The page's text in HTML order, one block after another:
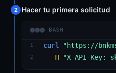
2 Hacer tu primera solicitud
BASH
1 curl "https://
2 -H "X-API-Key: